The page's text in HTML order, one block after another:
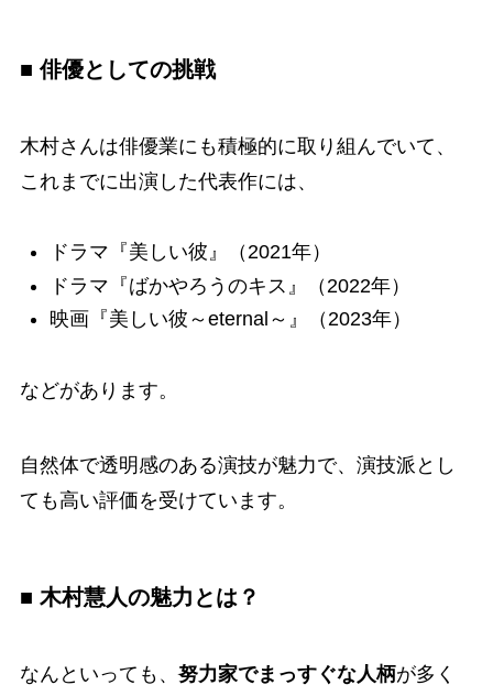
■ 俳優としての挑戦
木村さんは俳優業にも積極的に取り組んでいて、
これまでに出演した代表作には、
ドラマ『美しい彼』（2021年）
ドラマ『ばかやろうのキス』（2022年）
映画『美しい彼～eternal～』（2023年）
などがあります。
自然体で透明感のある演技が魅力で、演技派とし
ても高い評価を受けています。
■ 木村慧人の魅力とは？
なんといっても、努力家でまっすぐな人柄が多く